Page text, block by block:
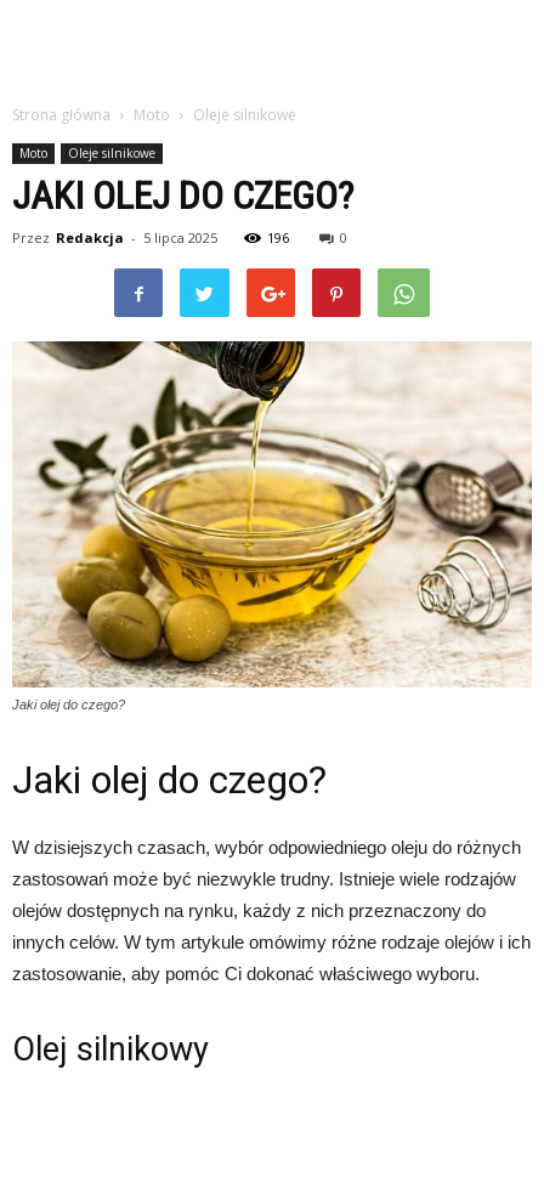
Strona główna Moto Oleje silnikowe
Moto Oleje silnikowe
JAKI OLEJ DO CZEGO?
Przez Redakcja - 5 lipca 2025 196 0
Jaki olej do czego?
Jaki olej do czego?
W dzisiejszych czasach, wybór odpowiedniego oleju do różnych
zastosowań może być niezwykle trudny. Istnieje wiele rodzajów
olejów dostępnych na rynku, każdy z nich przeznaczony do
innych celów. W tym artykule omówimy różne rodzaje olejów i ich
zastosowanie, aby pomóc Ci dokonać właściwego wyboru.
Olej silnikowy